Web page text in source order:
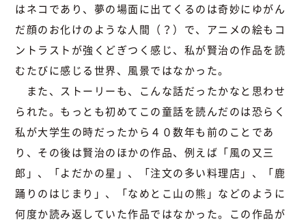
はネコであり、夢の場面に出てくるのは奇妙にゆがん
だ顔のお化けのような人間（？）で、アニメの絵もコ
ントラストが強くどぎつく感じ、私が賢治の作品を読
むたびに感じる世界、風景ではなかった。
また、ストーリーも、こんな話だったかなと思わせ
られた。もっとも初めてこの童話を読んだのは恐らく
私が大学生の時だったから４０数年も前のことであ
り、その後は賢治のほかの作品、例えば「風の又三
郎」、「よだかの星」、「注文の多い料理店」、「鹿
踊りのはじまり」、「なめとこ山の熊」などのように
何度か読み返していた作品ではなかった。この作品が